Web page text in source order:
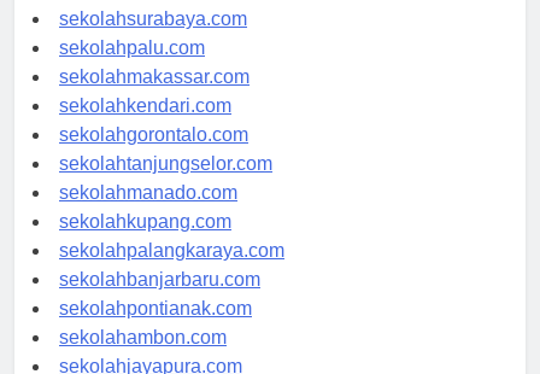
sekolahmataram.com
sekolahsurabaya.com
sekolahpalu.com
sekolahmakassar.com
sekolahkendari.com
sekolahgorontalo.com
sekolahtanjungselor.com
sekolahmanado.com
sekolahkupang.com
sekolahpalangkaraya.com
sekolahbanjarbaru.com
sekolahpontianak.com
sekolahambon.com